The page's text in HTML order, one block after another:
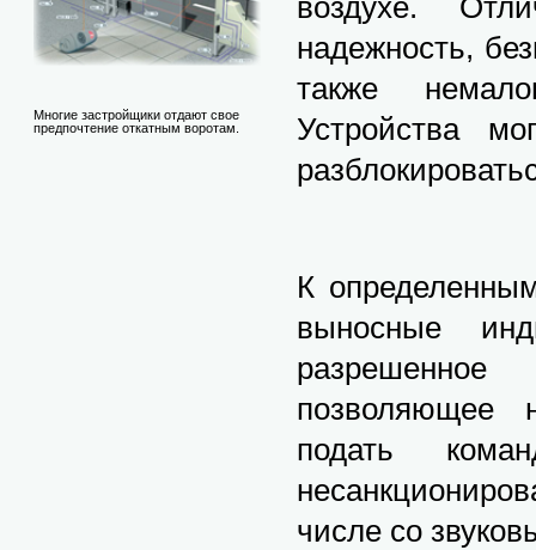
Многие застройщики отдают свое
предпочтение откатным воротам.
надежность,
также
Устройства
К
выносные
позволяющее
подать
числе со